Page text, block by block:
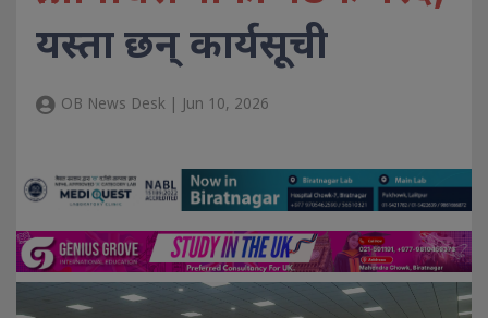
यस्ता छन् कार्यसूची
OB News Desk | Jun 10, 2026